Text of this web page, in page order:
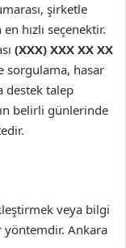
şirketle
hızlı seçenektir.
(XXX) XXX XX XX
sorgulama, hasar
destek talep
belirli günlerinde
veya bilgi
Ankara